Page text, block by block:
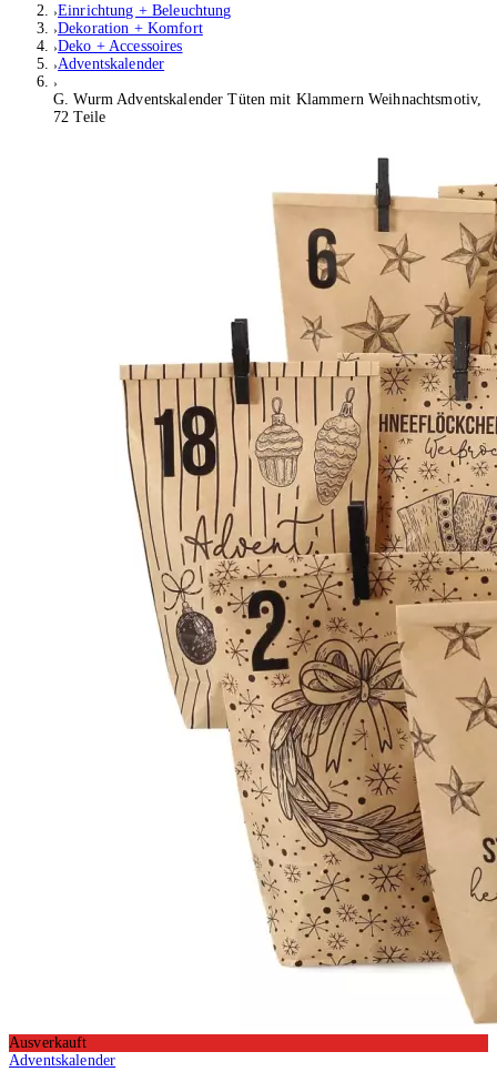
Einrichtung + Beleuchtung
Dekoration + Komfort
Deko + Accessoires
Adventskalender
G. Wurm Adventskalender Tüten mit Klammern Weihnachtsmotiv,
72 Teile
Ausverkauft
Adventskalender